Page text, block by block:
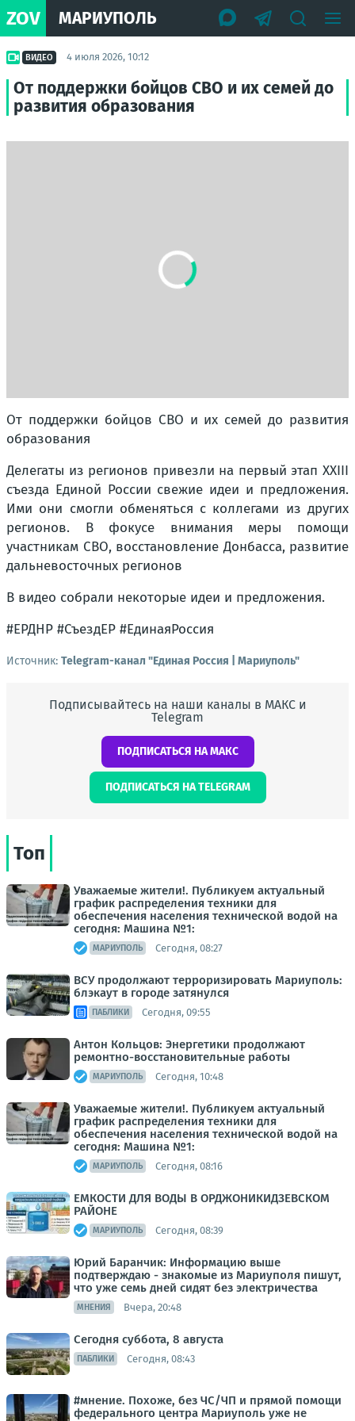
ZOV МАРИУПОЛЬ
ВИДЕО 4 июля 2026, 10:12
От поддержки бойцов СВО и их семей до
развития образования
От поддержки бойцов СВО и их семей до развития
образования
Делегаты из регионов привезли на первый этап XXIII
съезда Единой России свежие идеи и предложения.
Ими они смогли обменяться с коллегами из других
регионов. В фокусе внимания меры помощи
участникам СВО, восстановление Донбасса, развитие
дальневосточных регионов
В видео собрали некоторые идеи и предложения.
#ЕРДНР #СъездЕР #ЕдинаяРоссия
Источник: Telegram-канал "Единая Россия | Мариуполь"
Подписывайтесь на наши каналы в МАКС и
Telegram
ПОДПИСАТЬСЯ НА МАКС
ПОДПИСАТЬСЯ НА TELEGRAM
Топ
Уважаемые жители!. Публикуем актуальный
график распределения техники для
обеспечения населения технической водой на
сегодня: Машина №1:
МАРИУПОЛЬ Сегодня, 08:27
ВСУ продолжают терроризировать Мариуполь:
блэкаут в городе затянулся
ПАБЛИКИ Сегодня, 09:55
Антон Кольцов: Энергетики продолжают
ремонтно-восстановительные работы
МАРИУПОЛЬ Сегодня, 10:48
Уважаемые жители!. Публикуем актуальный
график распределения техники для
обеспечения населения технической водой на
сегодня: Машина №1:
МАРИУПОЛЬ Сегодня, 08:16
ЕМКОСТИ ДЛЯ ВОДЫ В ОРДЖОНИКИДЗЕВСКОМ
РАЙОНЕ
МАРИУПОЛЬ Сегодня, 08:39
Юрий Баранчик: Информацию выше
подтверждаю - знакомые из Мариуполя пишут,
что уже семь дней сидят без электричества
МНЕНИЯ Вчера, 20:48
Сегодня суббота, 8 августа
ПАБЛИКИ Сегодня, 08:43
#мнение. Похоже, без ЧС/ЧП и прямой помощи
федерального центра Мариуполь уже не